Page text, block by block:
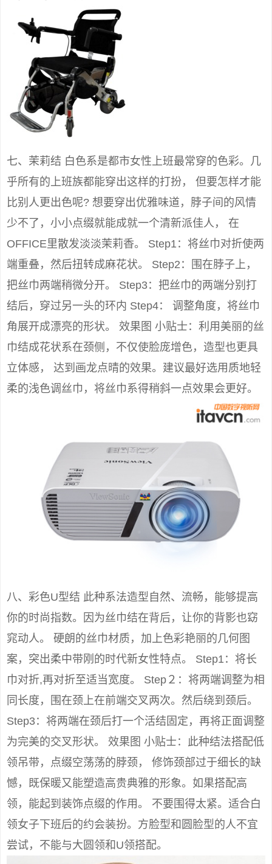
七、茉莉结 白色系是都市女性上班最常穿的色彩。几
乎所有的上班族都能穿出这样的打扮， 但要怎样才能
比别人更出色呢? 想要穿出优雅味道，脖子间的风情
少不了，小小点缀就能成就一个清新派佳人， 在
OFFICE里散发淡淡茉莉香。 Step1：将丝巾对折使两
端重叠，然后扭转成麻花状。 Step2：围在脖子上，
把丝巾两端稍微分开。 Step3：把丝巾的两端分别打
结后，穿过另一头的环内 Step4： 调整角度，将丝巾
角展开成漂亮的形状。 效果图 小贴士：利用美丽的丝
巾结成花状系在颈侧，不仅使脸庞增色，造型也更具
立体感， 达到画龙点晴的效果。建议最好选用质地轻
柔的浅色调丝巾，将丝巾系得稍斜一点效果会更好。
八、彩色U型结 此种系法造型自然、流畅，能够提高
你的时尚指数。因为丝巾结在背后，让你的背影也窈
窕动人。 硬朗的丝巾材质，加上色彩艳丽的几何图
案，突出柔中带刚的时代新女性特点。 Step1：将长
巾对折,再对折至适当宽度。 Step２：将两端调整为相
同长度，围在颈上在前端交叉两次。然后绕到颈后。
Step3：将两端在颈后打一个活结固定，再将正面调整
为完美的交叉形状。 效果图 小贴士：此种结法搭配低
领吊带，点缀空荡荡的脖颈， 修饰颈部过于细长的缺
憾，既保暖又能塑造高贵典雅的形象。如果搭配高
领，能起到装饰点缀的作用。 不要围得太紧。适合白
领女子下班后的约会装扮。方脸型和圆脸型的人不宜
尝试，不能与大圆领和U领搭配。